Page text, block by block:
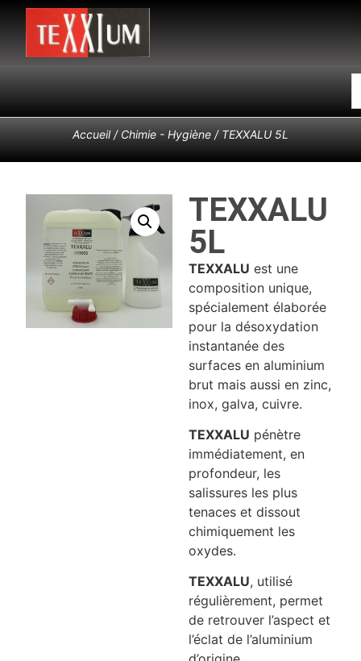
Accueil/ Chimie - Hygiène / TEXXALU 5L
TEXXALU
5L
TEXXALU est une
composition unique,
spécialement élaborée
pour la désoxydation
instantanée des
surfaces en aluminium
brut mais aussi en zinc,
inox, galva, cuivre.
TEXXALU pénètre
immédiatement, en
profondeur, les
salissures les plus
tenaces et dissout
chimiquement les
oxydes.
TEXXALU, utilisé
régulièrement, permet
de retrouver l’aspect et
l’éclat de l’aluminium